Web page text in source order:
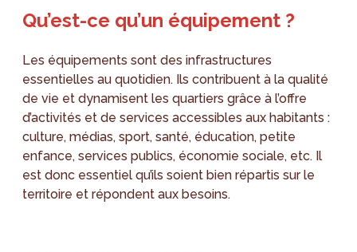
Qu’est-ce qu’un équipement ?
Les équipements sont des infrastructures
essentielles au quotidien. Ils contribuent à la qualité
de vie et dynamisent les quartiers grâce à l’offre
d’activités et de services accessibles aux habitants :
culture, médias, sport, santé, éducation, petite
enfance, services publics, économie sociale, etc. Il
est donc essentiel qu’ils soient bien répartis sur le
territoire et répondent aux besoins.